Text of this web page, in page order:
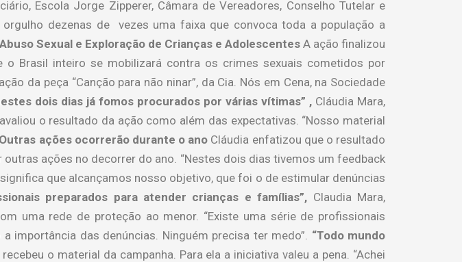
Escola Jorge Zipperer, Câmara de Vereadores, Conselho Tutelar e
dezenas de vezes uma faixa que convoca toda a população a
Sexual e Exploração de Crianças e AdolescentesA ação finalizou
Brasil inteiro se mobilizará contra os crimes sexuais cometidos por
da peça “Canção para não ninar”, da Cia. Nós em Cena, na Sociedade
dois dias já fomos procurados por várias vítimas” , Cláudia Mara,
o resultado da ação como além das expectativas. “Nosso material
Outras ações ocorrerão durante o ano Cláudia enfatizou que o resultado
ações no decorrer do ano. “Nestes dois dias tivemos um feedback
que alcançamos nosso objetivo, que foi o de estimular denúncias
preparados para atender crianças e famílias”, Claudia Mara,
uma rede de proteção ao menor. “Existe uma série de profissionais
das denúncias. Ninguém precisa ter medo”. “Todo mundo
o material da campanha. Para ela a iniciativa valeu a pena. “Achei